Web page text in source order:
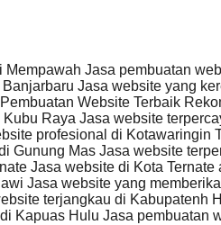
Mempawah Jasa pembuatan
Jasa website yang
Website Terbaik
Raya Jasa website
profesional di
Gunung Mas Jasa website
Jasa website di Kota
Jasa website yang
terjangkau di Kabupatenh
Kapuas Hulu Jasa